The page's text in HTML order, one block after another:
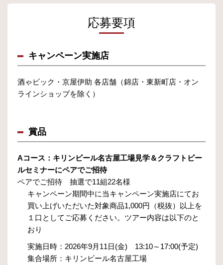
応募要項
キャンペーン実施店
酒ゃビック・京屋伊助 各店舗（錦店・東新町店・オン
ラインショップを除く）
賞品
Aコース：キリンビール名古屋工場見学＆クラフトビー
ルセミナーにペアでご招待
ペアでご招待 抽選で11組22名様
キャンペーン期間中に当キャンペーン実施店にてお
買い上げいただいた対象商品1,000円（税抜）以上を
１口としてご応募ください。ツアー内容は以下のと
おり
実施日時：2026年9月11日(金) 13:10～17:00(予定)
集合場所：キリンビール名古屋工場